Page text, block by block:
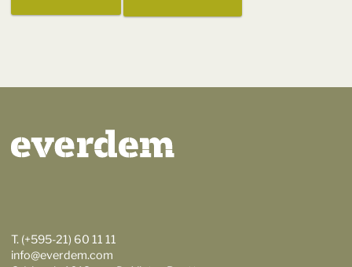
T. (+595-21) 60 11 11
info@everdem.com